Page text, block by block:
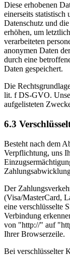
Diese erhobenen
einerseits statistisch
Datenschutz und
erhöhen, um
verarbeiteten
anonymen Daten
durch eine
Daten gespeichert.
Die
lit. f DS-GVO.
aufgelisteten
6.3
Besteht nach dem
Verpflichtung, uns
Der
(Visa/MasterCard,
eine verschlüsselte
Verbindung
von "http://" auf
Ihrer Browserzeile.
Bei verschlüsselter